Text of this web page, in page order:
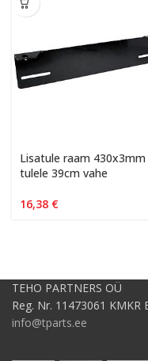
Lisatule raam 430x3mm
tulele 39cm vahe
16,38 €
TEHO PARTNERS OÜ
Reg. Nr. 11473061 KMKR
info@tparts.ee